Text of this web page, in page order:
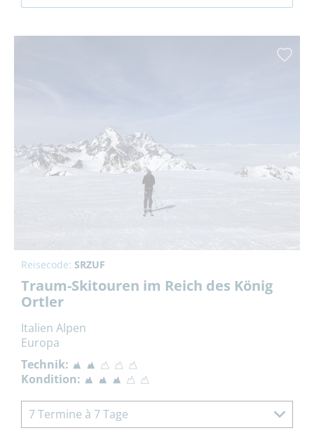
Reisecode: SRZUF
Traum-Skitouren im Reich des König
Ortler
Italien Alpen
Europa
Technik:
Kondition:
7 Termine à 7 Tage